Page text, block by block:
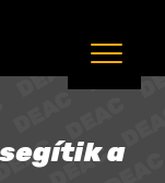
segítik a